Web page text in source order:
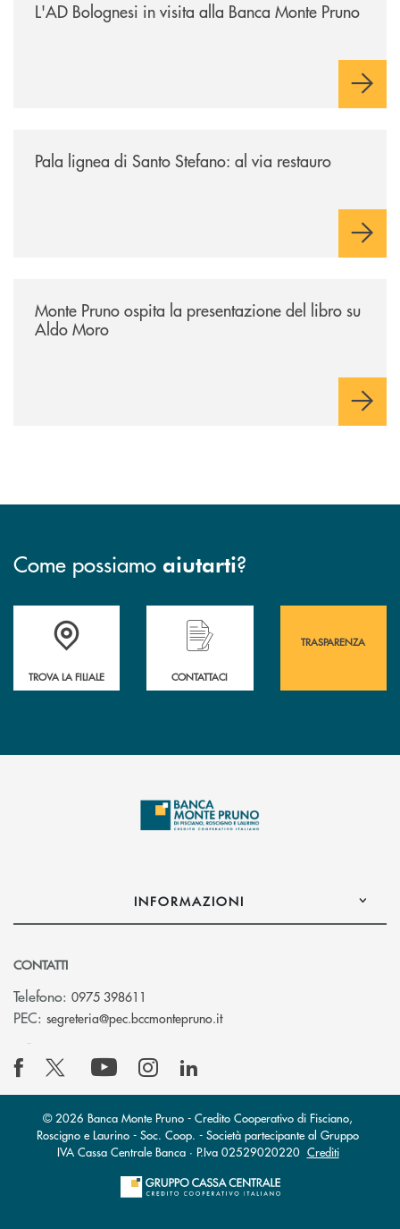
L'AD Bolognesi in visita alla Banca Monte Pruno
Pala lignea di Santo Stefano: al via restauro
Monte Pruno ospita la presentazione del libro su
Aldo Moro
Come possiamo aiutarti?
Accedi all' elenco completo&nbsp; delle&nbsp; filiali&nbsp; di Banca
TROVA LA FILIALE
Hai bisogno di assistenza immediata?
CONTATTACI
TRASPARENZA
INFORMAZIONI
CONTATTI
Telefono: 0975 398611
PEC: segreteria@pec.bccmontepruno.it(si apre l’app di posta
© 2026 Banca Monte Pruno - Credito Cooperativo di Fisciano,
Roscigno e Laurino - Soc. Coop. - Società partecipante al Gruppo
IVA Cassa Centrale Banca · P.Iva 02529020220 Crediti